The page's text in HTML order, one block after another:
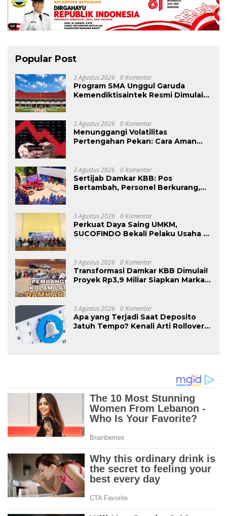
Popular Post
3 Agustus 2026 0 Komentar
Program SMA Unggul Garuda
Kemendiktisaintek Resmi Dimulai
3 Agustus 2026 0 Komentar
Menunggangi Volatilitas
Pertengahan Pekan: Cara Aman
3 Agustus 2026 0 Komentar
Sertijab Damkar KBB: Pos
Bertambah, Personel Berkurang,
3 Agustus 2026 0 Komentar
Perkuat Daya Saing UMKM,
SUCOFINDO Bekali Pelaku Usaha di
3 Agustus 2026 0 Komentar
Transformasi Damkar KBB Dimulai!
Proyek Rp3,9 Miliar Siapkan Markas
3 Agustus 2026 0 Komentar
Apa yang Terjadi Saat Deposito
Jatuh Tempo? Kenali Arti Rollover